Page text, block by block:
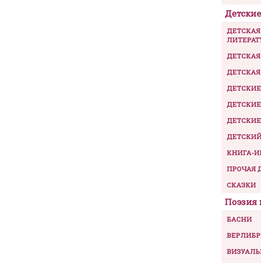
Детские
КНИГА-
ПРОЧАЯ
СКАЗКИ
Поэзия
БАСНИ